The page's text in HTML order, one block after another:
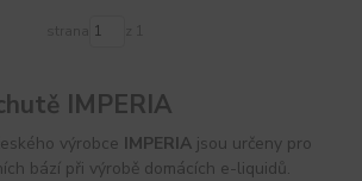
IMPERIA
výrobce IMPERIA jsou určeny pro
bází při výrobě domácích e-liquidů.